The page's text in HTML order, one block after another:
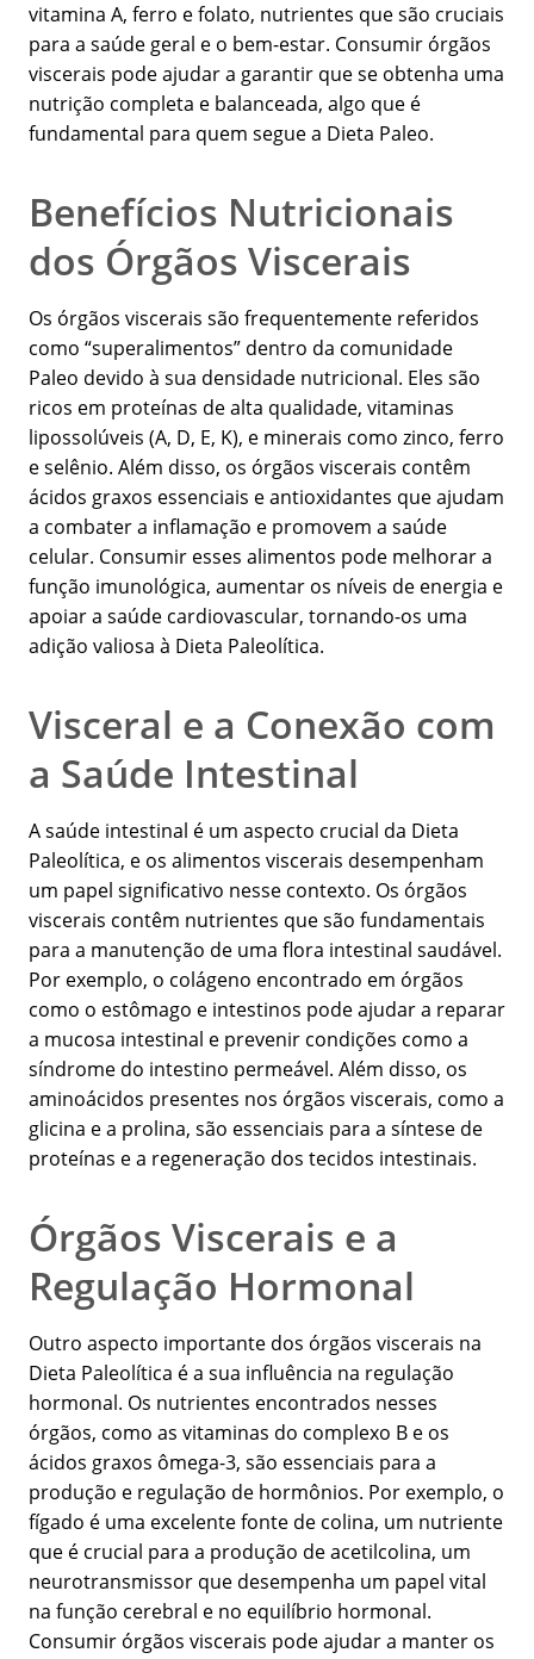
vitamina A, ferro e folato, nutrientes que são cruciais
para a saúde geral e o bem-estar. Consumir órgãos
viscerais pode ajudar a garantir que se obtenha uma
nutrição completa e balanceada, algo que é
fundamental para quem segue a Dieta Paleo.
Benefícios Nutricionais
dos Órgãos Viscerais
Os órgãos viscerais são frequentemente referidos
como “superalimentos” dentro da comunidade
Paleo devido à sua densidade nutricional. Eles são
ricos em proteínas de alta qualidade, vitaminas
lipossolúveis (A, D, E, K), e minerais como zinco, ferro
e selênio. Além disso, os órgãos viscerais contêm
ácidos graxos essenciais e antioxidantes que ajudam
a combater a inflamação e promovem a saúde
celular. Consumir esses alimentos pode melhorar a
função imunológica, aumentar os níveis de energia e
apoiar a saúde cardiovascular, tornando-os uma
adição valiosa à Dieta Paleolítica.
Visceral e a Conexão com
a Saúde Intestinal
A saúde intestinal é um aspecto crucial da Dieta
Paleolítica, e os alimentos viscerais desempenham
um papel significativo nesse contexto. Os órgãos
viscerais contêm nutrientes que são fundamentais
para a manutenção de uma flora intestinal saudável.
Por exemplo, o colágeno encontrado em órgãos
como o estômago e intestinos pode ajudar a reparar
a mucosa intestinal e prevenir condições como a
síndrome do intestino permeável. Além disso, os
aminoácidos presentes nos órgãos viscerais, como a
glicina e a prolina, são essenciais para a síntese de
proteínas e a regeneração dos tecidos intestinais.
Órgãos Viscerais e a
Regulação Hormonal
Outro aspecto importante dos órgãos viscerais na
Dieta Paleolítica é a sua influência na regulação
hormonal. Os nutrientes encontrados nesses
órgãos, como as vitaminas do complexo B e os
ácidos graxos ômega-3, são essenciais para a
produção e regulação de hormônios. Por exemplo, o
fígado é uma excelente fonte de colina, um nutriente
que é crucial para a produção de acetilcolina, um
neurotransmissor que desempenha um papel vital
na função cerebral e no equilíbrio hormonal.
Consumir órgãos viscerais pode ajudar a manter os